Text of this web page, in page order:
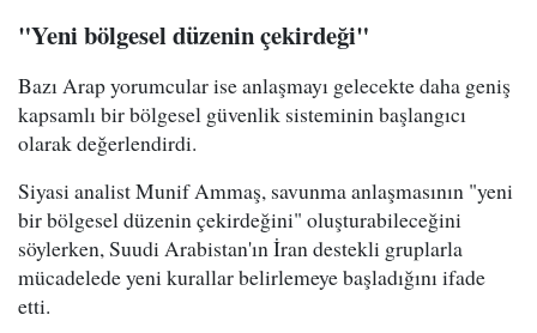
"Yeni bölgesel düzenin çekirdeği"
Bazı Arap yorumcular ise anlaşmayı gelecekte daha geniş
kapsamlı bir bölgesel güvenlik sisteminin başlangıcı
olarak değerlendirdi.
Siyasi analist Munif Ammaş, savunma anlaşmasının "yeni
bir bölgesel düzenin çekirdeğini" oluşturabileceğini
söylerken, Suudi Arabistan'ın İran destekli gruplarla
mücadelede yeni kurallar belirlemeye başladığını ifade
etti.